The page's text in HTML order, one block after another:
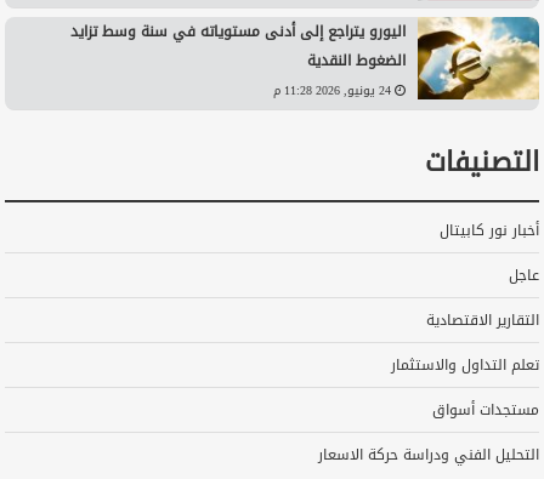
اليورو يتراجع إلى أدنى مستوياته في سنة وسط تزايد
الضغوط النقدية
24 يونيو, 2026 11:28 م
التصنيفات
أخبار نور كابيتال
عاجل
التقارير الاقتصادية
تعلم التداول والاستثمار
مستجدات أسواق
التحليل الفني ودراسة حركة الاسعار